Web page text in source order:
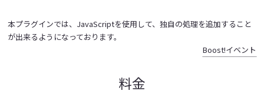
本プラグインでは、JavaScriptを使用して、独自の処理を追加すること
が出来るようになっております。
Boost!イベント
料金